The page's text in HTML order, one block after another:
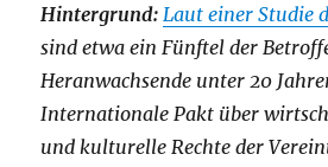
Hintergrund: Laut einer Studie
sind etwa ein Fünftel der
Heranwachsende unter 20
Internationale Pakt über
und kulturelle Rechte der